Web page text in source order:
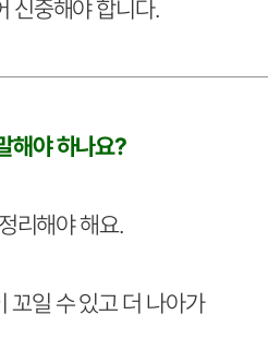
신중해야 합니다.
해야 하나요?
리해야 해요.
꼬일 수 있고 더 나아가